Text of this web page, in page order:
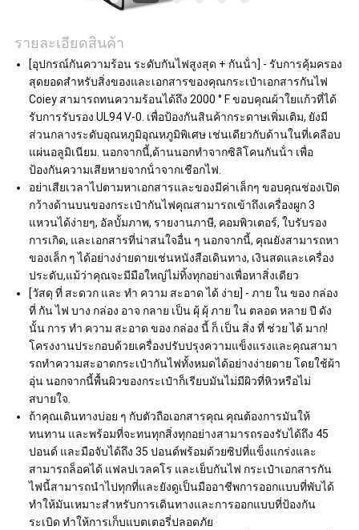
รายละเอียดสินค้า
[อุปกรณ์กันความร้อน ระดับกันไฟสูงสุด + กันน้ํา] - รับการคุ้มครอง
สุดยอดสําหรับสิ่งของและเอกสารของคุณกระเป๋าเอกสารกันไฟ
Coiey สามารถทนความร้อนได้ถึง 2000 ° F ขอบคุณผ้าใยแก้วที่ได้
รับการรับรอง UL94 V-0. เพื่อป้องกันสินค้ากระดาษเพิ่มเติม, ยังมี
ส่วนกลางระดับอุณหภูมิอุณหภูมิพิเศษ เช่นเดียวกับด้านในที่เคลือบ
แผ่นอลูมิเนียม. นอกจากนี้,ด้านนอกทําจากซิลิโคนกันน้ํา เพื่อ
ป้องกันความเสียหายจากน้ําจากเชือกไฟ.
อย่าเสียเวลาไปตามหาเอกสารและของมีค่าเล็กๆ ขอบคุณช่องเปิด
กว้างด้านบนของกระเป๋ากันไฟคุณสามารถเข้าถึงเครื่องผูก 3
แหวนได้ง่ายๆ, อัลบั้มภาพ, รายงานภาษี, คอมพิวเตอร์, ใบรับรอง
การเกิด, และเอกสารที่น่าสนใจอื่น ๆ นอกจากนี้, คุณยังสามารถหา
ของเล็ก ๆ ได้อย่างง่ายดายเช่นหนังสือเดินทาง, เงินสดและเครื่อง
ประดับ,แม้ว่าคุณจะมีมือใหญ่ไม่ทิ้งทุกอย่างเพื่อหาสิ่งเดียว
[วัสดุ ที่ สะดวก และ ทํา ความ สะอาด ได้ ง่าย] - ภาย ใน ของ กล่อง
ที่ กัน ไฟ บาง กล่อง อาจ กลาย เป็น ผุ้ ผุ้ ภาย ใน ตลอด หลาย ปี ดัง
นั้น การ ทํา ความ สะอาด ของ กล่อง นี้ ก็ เป็น สิ่ง ที่ ช่วย ได้ มาก!
โครงงานประกอบด้วยเครื่องปรับปรุงความแข็งแรงและคุณสามา
รถทําความสะอาดกระเป๋ากันไฟทั้งหมดได้อย่างง่ายดาย โดยใช้ผ้า
อุ่น นอกจากนี้พื้นผิวของกระเป๋าก็เรียบมันไม่มีผิวที่หิวหรือไม่
สบายใจ.
ถ้าคุณเดินทางบ่อย ๆ กับตัวถือเอกสารคุณ คุณต้องการมันให้
ทนทาน และพร้อมที่จะทนทุกสิ่งทุกอย่างสามารถรองรับได้ถึง 45
ปอนด์ และมือจับได้ถึง 35 ปอนด์พร้อมด้วยซิปที่แข็งแกร่งและ
สามารถล็อคได้ แฟลปเวลคโร และเย็บกันไฟ กระเป๋าเอกสารกัน
ไฟนี้สามารถนําไปทุกที่และยังดูเป็นมืออาชีพการออกแบบที่พับได้
ทําให้มันเหมาะสําหรับการเดินทางและการออกแบบที่ป้องกัน
ระเบิด ทําให้การเก็บแบตเตอรี่ปลอดภัย